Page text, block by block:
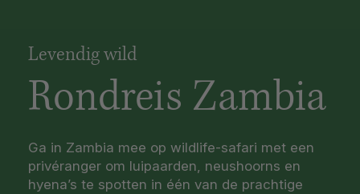
Levendig wild
Rondreis Zambia
Ga in Zambia mee op wildlife-safari met een
privéranger om luipaarden, neushoorns en
hyena’s te spotten in één van de prachtige